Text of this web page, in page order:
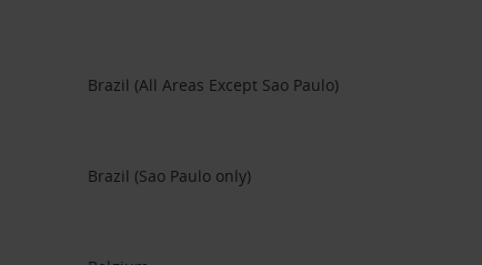
Brazil (All Areas Except Sao Paulo)
Brazil (Sao Paulo only)